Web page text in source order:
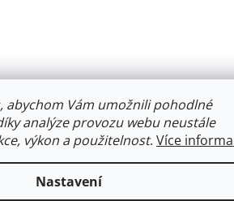
abychom Vám umožnili pohodlné
analýze provozu webu neustále
výkon a použitelnost. Více
Nastavení